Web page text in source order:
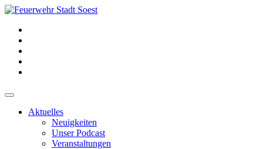
Aktuelles
Neuigkeiten
Unser Podcast
Veranstaltungen